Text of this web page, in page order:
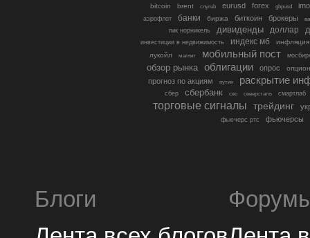
bitcoin brent cnyrub eurusd forex gbpusd
аэрофлот банки биржа биткоин брокеры
гмк норникель
дивиденды доллар
инвестиции в недвижимость индекс мб
инфляция
лукойл
магнит мобильный пост
обзор рынка облигации опрос
прогноз по акциям путин раскрытие
сбер сбербанк сво северсталь смартлаб
торговые сигналы трейдинг
фьючерс ртс фьючерсы
Блоги